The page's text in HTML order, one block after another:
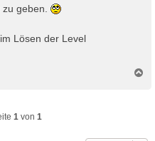
geben.
Lösen der Level
1 von 1